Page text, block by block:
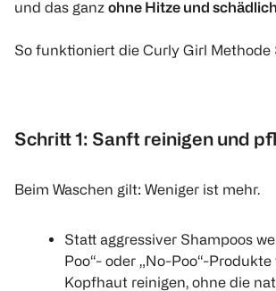
und das ganz ohne Hitze und
So funktioniert die Curly Girl
Schritt 1: Sanft reinigen und
Beim Waschen gilt: Weniger ist mehr.
Statt aggressiver Shampoos
Poo“- oder „No-Poo“-
Kopfhaut reinigen, ohne die